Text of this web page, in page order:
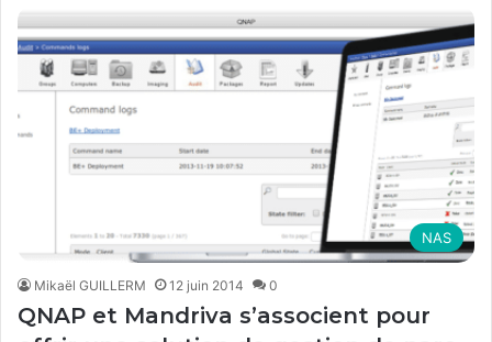
NAS
Mikaël GUILLERM 12 juin 2014 0
QNAP et Mandriva s’associent pour